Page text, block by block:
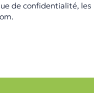
de confidentialité,